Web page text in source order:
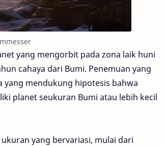
yang mengorbit pada zona laik huni
cahaya dari Bumi. Penemuan yang
yang mendukung hipotesis bahwa
planet seukuran Bumi atau lebih kecil
yang bervariasi, mulai dari